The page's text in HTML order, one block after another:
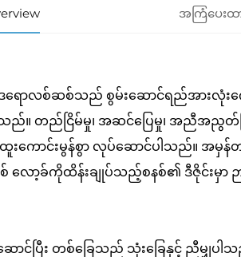
အကြံပေးထ
ာလစ်ဆစ်သည် စွမ်းဆောင်ရည်အားလုံးက
။ တည်ငြိမ်မှု၊ အဆင်ပြေမှု၊ အညီအညွတ်ဖ
ောင်းမွန်စွာ လုပ်ဆောင်ပါသည်။ အမှန်
ော့ခ်ကိုထိန်းချုပ်သည့်စနစ်၏ ဒီဇိုင်းမှာ ဉာ
င်ပြီး တစ်ခြေသည် သုံးခြေနှင့် ညီမျှပါ